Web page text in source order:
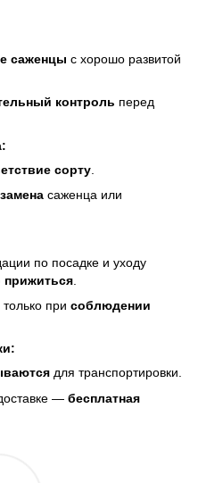
саженцы с хорошо развитой
контроль перед
сорту
замена саженца или
по посадке и уходу
прижиться
при соблюдении
для транспортировки.
— бесплатная